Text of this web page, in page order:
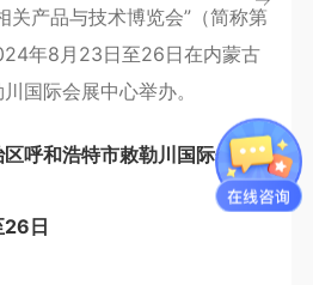
关产品与技术博览会”（简称第
年8月23日至26日在内蒙古
国际会展中心举办。
呼和浩特市敕勒川国际会展中
26日